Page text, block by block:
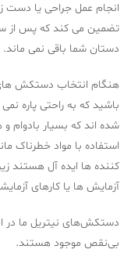
انجام عمل جراحی یا دست
تضمین می کند که پس از
دستان شما باقی نمی ماند.
هنگام انتخاب دستکش های
باشید که به راحتی پاره
شده اند که بسیار بادوام
استفاده با مواد خطرناک
کننده ها ایده آل هستند
آزمایش ها یا کارهای
دستکش‌های نیتریل ما در
بی‌نقص موجود هستند.